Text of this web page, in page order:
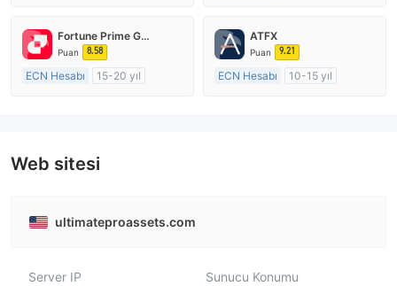
Pazar Yapıcılık (MM)
MT4 Tam Lisans
Pazar Yapıcılık (MM)
MT4 Tam Lisans
Fortune Prime Global
Puan 8.58
ECN Hesabı
15-20 yıl
ATFX
Puan 9.21
ECN Hesabı
10-15 yıl
Web sitesi
ultimateproassets.com
Server IP
Sunucu Konumu